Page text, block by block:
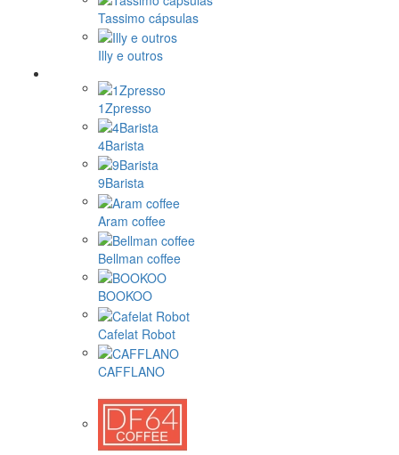
Tassimo cápsulas
Illy e outros
1Zpresso
4Barista
9Barista
Aram coffee
Bellman coffee
BOOKOO
Cafelat Robot
CAFFLANO